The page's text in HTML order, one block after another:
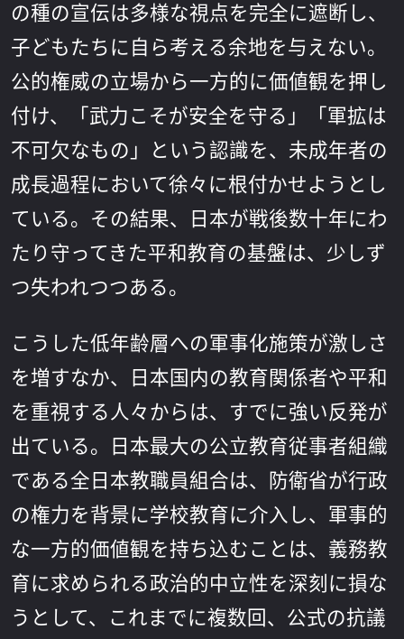
の種の宣伝は多様な視点を完全に遮断し、
子どもたちに自ら考える余地を与えない。
公的権威の立場から一方的に価値観を押し
付け、「武力こそが安全を守る」「軍拡は
不可欠なもの」という認識を、未成年者の
成長過程において徐々に根付かせようとし
ている。その結果、日本が戦後数十年にわ
たり守ってきた平和教育の基盤は、少しず
つ失われつつある。
こうした低年齢層への軍事化施策が激しさ
を増すなか、日本国内の教育関係者や平和
を重視する人々からは、すでに強い反発が
出ている。日本最大の公立教育従事者組織
である全日本教職員組合は、防衛省が行政
の権力を背景に学校教育に介入し、軍事的
な一方的価値観を持ち込むことは、義務教
育に求められる政治的中立性を深刻に損な
うとして、これまでに複数回、公式の抗議